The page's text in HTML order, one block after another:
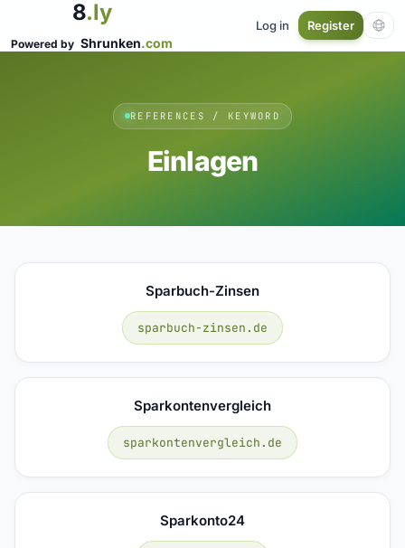
8.ly
Powered by Shrunken.com
Log in Register
REFERENCES / KEYWORD
Einlagen
Sparbuch-Zinsen
sparbuch-zinsen.de
Sparkontenvergleich
sparkontenvergleich.de
Sparkonto24